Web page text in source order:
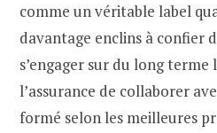
comme un véritable label
davantage enclins à confier
s’engager sur du long terme
l’assurance de collaborer
formé selon les meilleures